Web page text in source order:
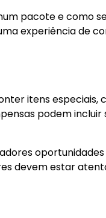
pacote e como
experiência de
itens especiais,
podem incluir
devem estar